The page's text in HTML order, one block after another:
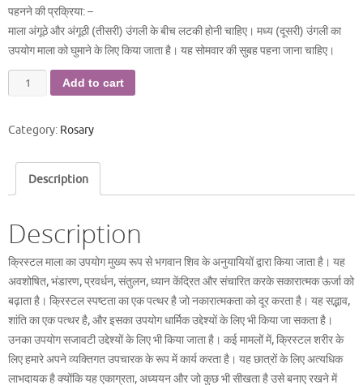
पहनने की प्रक्रिया: –
माला अंगूठे और अंगूठी (तीसरी) उंगली के बीच लटकी होनी चाहिए। मध्य (दूसरी) उंगली का
उपयोग माला को घुमाने के लिए किया जाता है। यह सोमवार की सुबह पहना जाना चाहिए।
स्फटिक
माला
Add to cart
Category: Rosary
Description
Description
क्रिस्टल माला का उपयोग मुख्य रूप से भगवान शिव के अनुयायियों द्वारा किया जाता है। यह
अवशोषित, भंडारण, प्रवर्धन, संतुलन, ध्यान केंद्रित और संचारित करके सकारात्मक ऊर्जा को
बढ़ाता है। क्रिस्टल स्पष्टता का एक पत्थर है जो नकारात्मकता को दूर करता है। यह सद्भाव,
शांति का एक पत्थर है, और इसका उपयोग धार्मिक उद्देश्यों के लिए भी किया जा सकता है।
उनका उपयोग सजावटी उद्देश्यों के लिए भी किया जाता है। कई मामलों में, क्रिस्टल शरीर के
लिए हमारे अपने व्यक्तिगत उपचारक के रूप में कार्य करता है। यह छात्रों के लिए अत्यधिक
लाभदायक है क्योंकि यह एकाग्रता, अध्ययन और जो कुछ भी सीखता है उसे बनाए रखने में